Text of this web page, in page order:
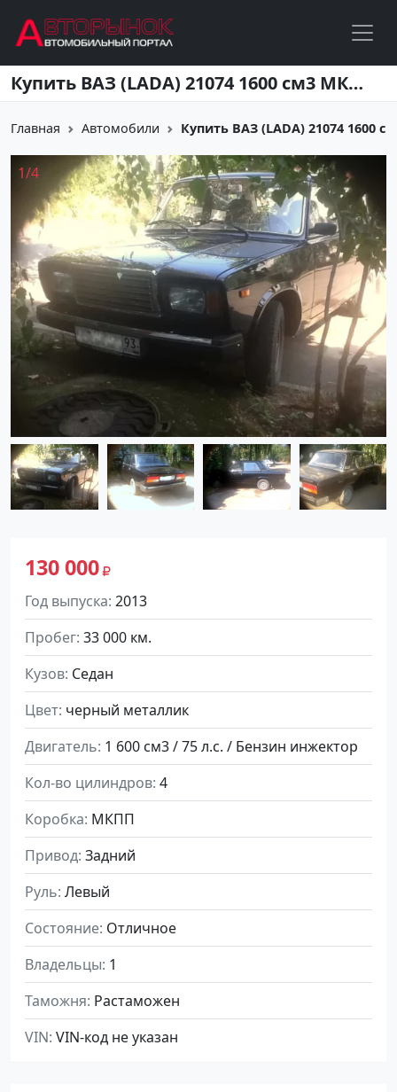
Перейти к основному содержанию Купить ВАЗ (LADA) 21074 1600 см3 МКПП (75 л.с.) Бензин инжектор в Краснодар: цвет черный металлик Седан 2013 года по цене 130000 рублей, объявление №1821 на сайте Авторынок23
Главная Автомобили Купить ВАЗ (LADA) 21074 1600
130 000
Год выпуска 2013
Пробег 33 000 км.
Кузов Седан
Цвет черный металлик
Двигатель 1 600 см3 / 75 л.с. / Бензин инжектор
Кол-во цилиндров 4
Коробка МКПП
Привод Задний
Руль Левый
Состояние Отличное
Владельцы 1
Таможня Растаможен
VIN VIN-код не указан
1/4